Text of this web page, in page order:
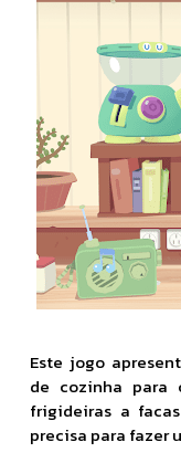
Este jogo
de cozinha para
frigideiras a
precisa para fazer